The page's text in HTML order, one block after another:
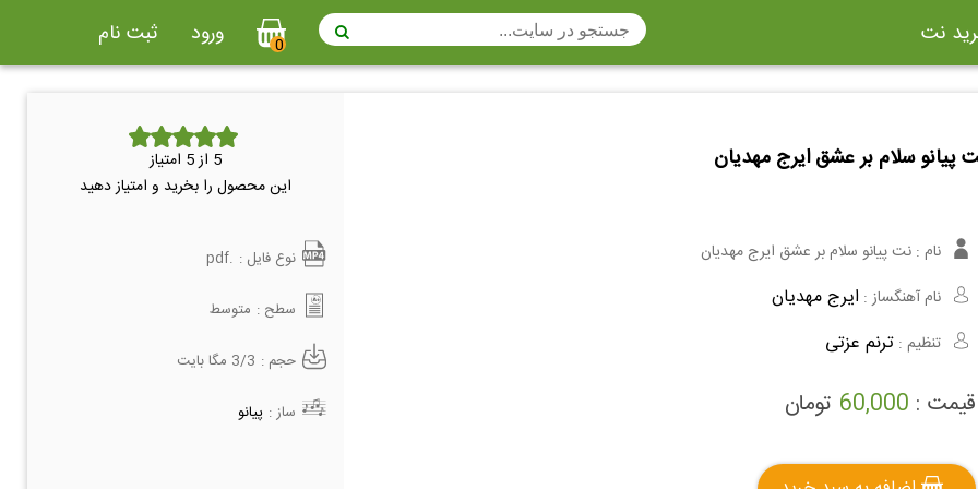
نت
سه تار
گلوکن اشپیل ویبرافون
نی هفت بند
ویولا
ثبت نام ورود 0
پیانو سلام بر عشق ایرج مهدیان
نام : نت پیانو سلام بر عشق ایرج مهدیان
نام آهنگساز : ایرج مهدیان
تنظیم : ترنم عزتی
قیمت : 60,000 تومان
5 از 5 امتیاز
این محصول را بخرید و امتیاز دهید
نوع فایل : .pdf
سطح : متوسط
حجم : 3/3 مگا بایت
ساز : پیانو